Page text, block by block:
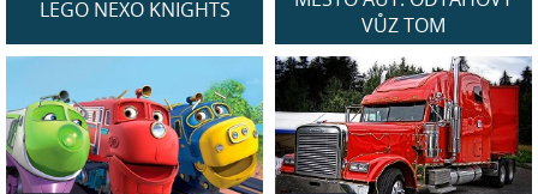
LEGO NEXO KNIGHTS
VŮZ TOM